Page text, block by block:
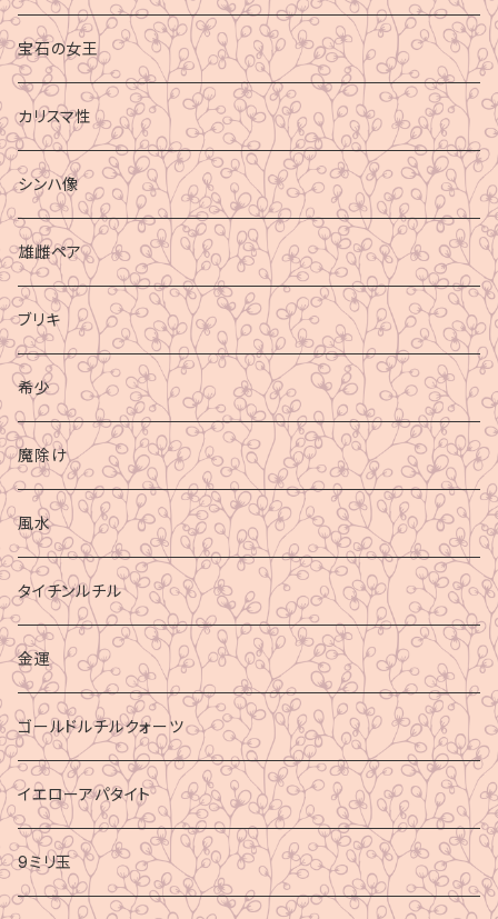
宝石の女王
カリスマ性
シンハ像
雄雌ペア
ブリキ
希少
魔除け
風水
タイチンルチル
金運
ゴールドルチルクォーツ
イエローアパタイト
9ミリ玉